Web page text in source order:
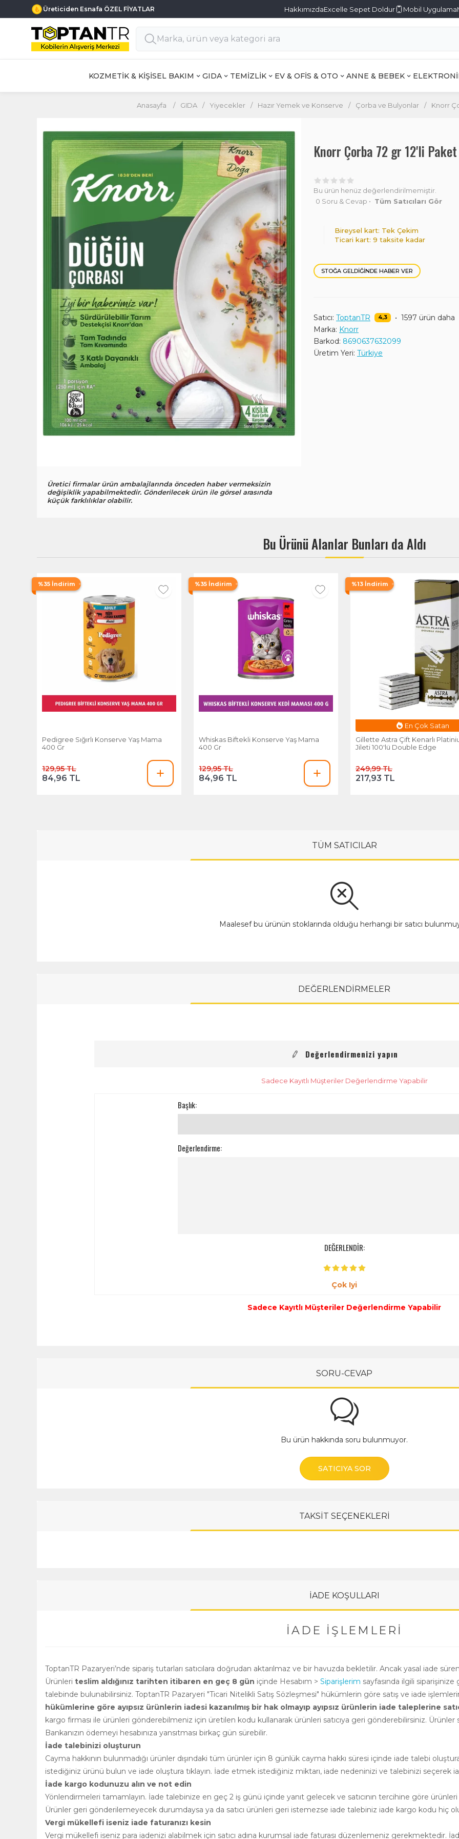
Üreticiden Esnafa ÖZEL FİYATLAR HakkımızdaExcelle Sepet Doldur Mobil Uygulama
KOZMETİK & KİŞİSEL BAKIM GIDA TEMİZLİK EV & OFİS & OTO ANNE & BEBEK
Anasayfa / GIDA / Yiyecekler / Hazır Yemek ve Konserve / Çorba ve Bulyonlar / Knorr
Üretici firmalar ürün ambalajlarında önceden haber vermeksizin
değişiklik yapabilmektedir. Gönderilecek ürün ile görsel arasında
küçük farklılıklar olabilir.
Knorr Çorba 72 gr 12'li
Bu ürün henüz değerlendirilmemiştir.
0 Soru & Cevap • Tüm Satıcıları Gör
Bireysel kart: Tek Çekim
Ticari kart: 9 taksite kadar
STOĞA GELDIĞINDE HABER VER
Satıcı: ToptanTR 4,3 • 1597 ürün daha
Marka: Knorr
Barkod: 8690637632099
Üretim Yeri: Türkiye
Bu Ürünü Alanlar Bunları da Aldı
%35 İndirim
Pedigree Sığırlı Konserve Yaş Mama
400 Gr
129,95 TL
84,96 TL
%35 İndirim
Whiskas Biftekli Konserve Yaş Mama
400 Gr
129,95 TL
84,96 TL
%13 İndirim
Esnafa Özel Fiyat
Gillette Astra Çift Kenarlı
Jileti 100'lü Double Edge
249,99 TL
217,93 TL
TÜM SATICILAR
Maalesef bu ürünün stoklarında olduğu herhangi bir satıcı
DEĞERLENDİRMELER
Değerlendirmenizi yapın
Sadece Kayıtlı Müşteriler Değerlendirme Yapabilir
Başlık:
Değerlendirme:
DEĞERLENDİR:
Çok Iyi
Sadece Kayıtlı Müşteriler Değerlendirme Yapabilir
SORU-CEVAP
Bu ürün hakkında soru bulunmuyor.
SATICIYA SOR
TAKSİT SEÇENEKLERİ
İADE KOŞULLARI
İADE İŞLEMLERI
ToptanTR Pazaryeri’nde sipariş tutarları satıcılara doğrudan aktarılmaz ve bir havuzda bekletilir. Ancak yasal iade
Ürünleri teslim aldığınız tarihten itibaren en geç 8 gün içinde Hesabım > Siparişlerim sayfasında ilgili
talebinde bulunabilirsiniz. ToptanTR Pazaryeri "Ticari Nitelikli Satış Sözleşmesi" hükümlerin göre satış ve iade
hükümlerine göre ayıpsız ürünlerin iadesi kazanılmış bir hak olmayıp ayıpsız ürünlerin iade taleplerine
kargo firması ile ürünleri gönderebilmeniz için üretilen kodu kullanarak ürünleri satıcıya geri gönderebilirsiniz. Ürünler
Bankanızın ödemeyi hesabınıza yansıtması birkaç gün sürebilir.
İade talebinizi oluşturun
Cayma hakkının bulunmadığı ürünler dışındaki tüm ürünler için 8 günlük cayma hakkı süresi içinde iade talebi
istediğiniz ürünü bulun ve iade oluştura tıklayın. İade etmek istediğiniz miktarı, iade nedeninizi ve talebinizi seçerek
İade kargo kodunuzu alın ve not edin
Yönlendirmeleri tamamlayın. İade talebinize en geç 2 iş günü içinde yanıt gelecek ve satıcının tercihine göre
Ürünler geri gönderilemeyecek durumdaysa ya da satıcı ürünleri geri istemezse iade talebiniz iade kargo kodu hiç
Vergi mükellefi iseniz iade faturanızı kesin
Vergi mükellefi iseniz para iadenizi alabilmek için satıcı adına kurumsal iade faturası düzenlemeniz gerekmektedir.